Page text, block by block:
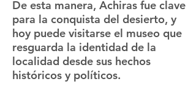
De esta manera, Achiras fue clave
para la conquista del desierto, y
hoy puede visitarse el museo que
resguarda la identidad de la
localidad desde sus hechos
históricos y políticos.